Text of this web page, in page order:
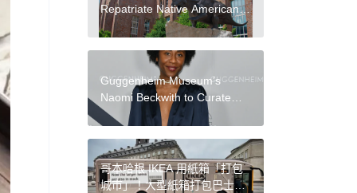
Repatriate Native American
Remains and Artifacts to
Guggenheim Museum’s
Naomi Beckwith to Curate
Documenta 16
哥本哈根 IKEA 用紙箱「打包
城市」！大型紙箱打包巴士、